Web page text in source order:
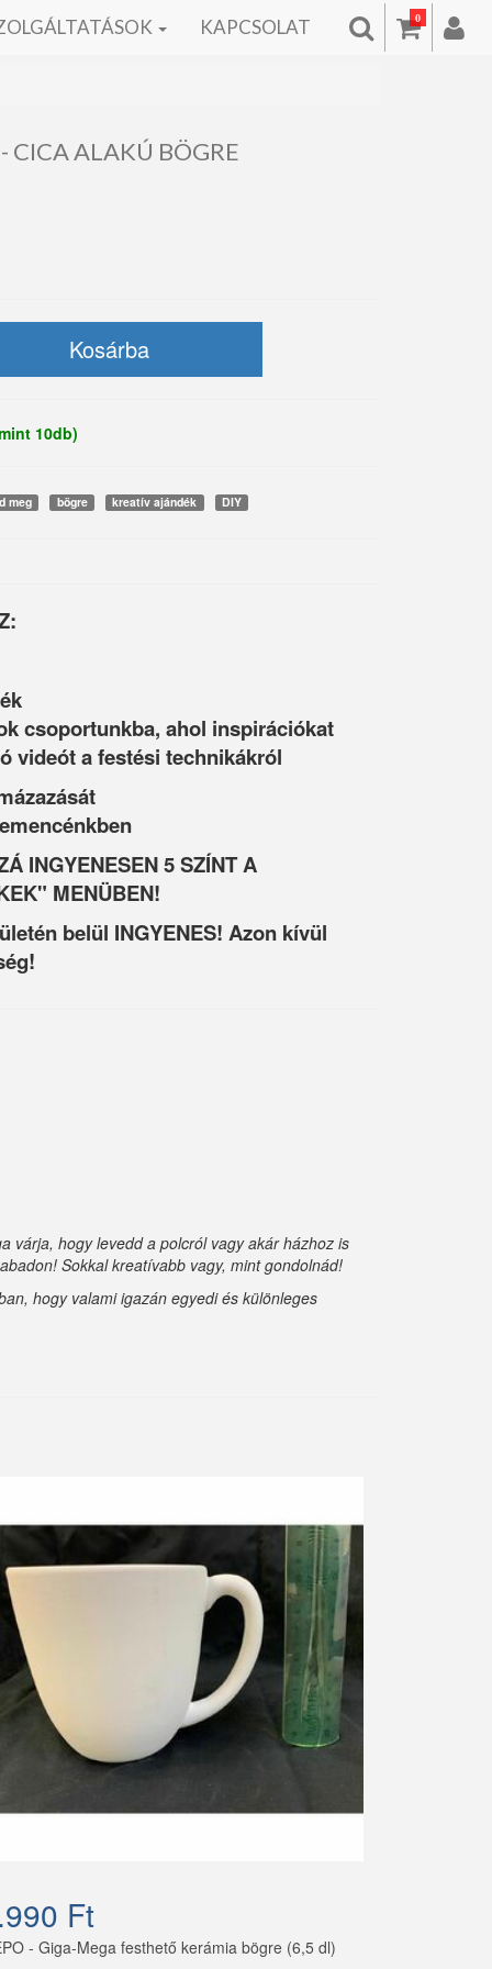
0
KAPCSOLAT
CICA ALAKÚ BÖGRE
10db)
meg bögre kreatív ajándék DIY
csoportunkba, ahol inspirációkat
videót a festési technikákról
INGYENESEN 5 SZÍNT A
MENÜBEN!
belül INGYENES! Azon kívül
várja, hogy levedd a polcról vagy akár házhoz is
Sokkal kreatívabb vagy, mint gondolnád!
hogy valami igazán egyedi és különleges
Ft
- Giga-Mega festhető kerámia bögre (6,5 dl)